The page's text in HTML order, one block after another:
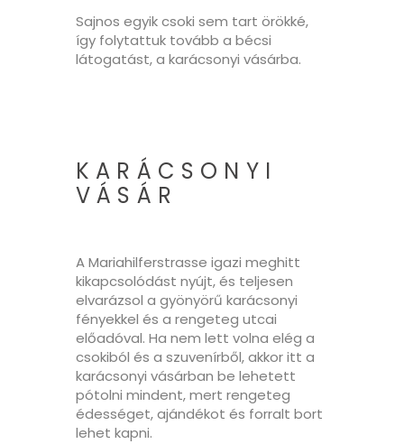
Sajnos egyik csoki sem tart örökké,
így folytattuk tovább a bécsi
látogatást, a karácsonyi vásárba.
KARÁCSONYI
VÁSÁR
A Mariahilferstrasse igazi meghitt
kikapcsolódást nyújt, és teljesen
elvarázsol a gyönyörű karácsonyi
fényekkel és a rengeteg utcai
előadóval. Ha nem lett volna elég a
csokiból és a szuvenírből, akkor itt a
karácsonyi vásárban be lehetett
pótolni mindent, mert rengeteg
édességet, ajándékot és forralt bort
lehet kapni.